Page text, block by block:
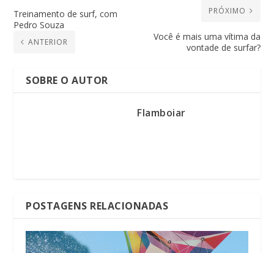
Treinamento de surf, com
Pedro Souza
ANTERIOR
PRÓXIMO
Você é mais uma vítima da
vontade de surfar?
SOBRE O AUTOR
Flamboiar
POSTAGENS RELACIONADAS